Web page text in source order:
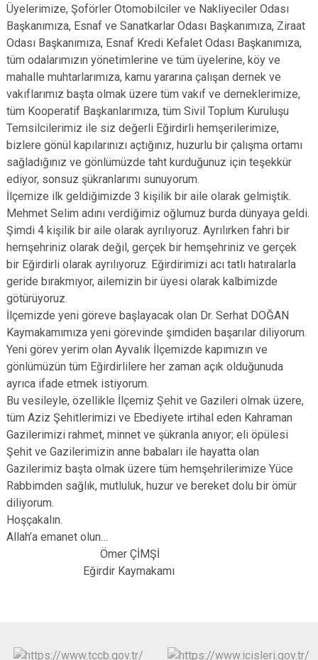
Üyelerimize, Şoförler Otomobilciler ve Nakliyeciler Odası
Başkanımıza, Esnaf ve Sanatkarlar Odası Başkanımıza, Ziraat
Odası Başkanımıza, Esnaf Kredi Kefalet Odası Başkanımıza,
tüm odalarımızın yönetimlerine ve tüm üyelerine, köy ve
mahalle muhtarlarımıza, kamu yararına çalışan dernek ve
vakıflarımız başta olmak üzere tüm vakıf ve derneklerimize,
tüm Kooperatif Başkanlarımıza, tüm Sivil Toplum Kuruluşu
Temsilcilerimiz ile siz değerli Eğirdirli hemşerilerimize,
bizlere gönül kapılarınızı açtığınız, huzurlu bir çalışma ortamı
sağladığınız ve gönlümüzde taht kurduğunuz için teşekkür
ediyor, sonsuz şükranlarımı sunuyorum.
İlçemize ilk geldiğimizde 3 kişilik bir aile olarak gelmiştik.
Mehmet Selim adını verdiğimiz oğlumuz burda dünyaya geldi.
Şimdi 4 kişilik bir aile olarak ayrılıyoruz. Ayrılırken fahri bir
hemşehriniz olarak değil, gerçek bir hemşehriniz ve gerçek
bir Eğirdirli olarak ayrılıyoruz. Eğirdirimizi acı tatlı hatıralarla
geride bırakmıyor, ailemizin bir üyesi olarak kalbimizde
götürüyoruz.
İlçemizde yeni göreve başlayacak olan Dr. Serhat DOĞAN
Kaymakamımıza yeni görevinde şimdiden başarılar diliyorum.
Yeni görev yerim olan Ayvalık İlçemizde kapımızın ve
gönlümüzün tüm Eğirdirlilere her zaman açık olduğunuda
ayrıca ifade etmek istiyorum.
Bu vesileyle, özellikle İlçemiz Şehit ve Gazileri olmak üzere,
tüm Aziz Şehitlerimizi ve Ebediyete irtihal eden Kahraman
Gazilerimizi rahmet, minnet ve şükranla anıyor; eli öpülesi
Şehit ve Gazilerimizin anne babaları ile hayatta olan
Gazilerimiz başta olmak üzere tüm hemşehrilerimize Yüce
Rabbimden sağlık, mutluluk, huzur ve bereket dolu bir ömür
diliyorum.
Hoşçakalın.
Allah’a emanet olun…
Ömer ÇİMŞİ
Eğirdir Kaymakamı